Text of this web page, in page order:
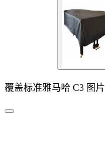
覆盖标准雅马哈 C3 图片